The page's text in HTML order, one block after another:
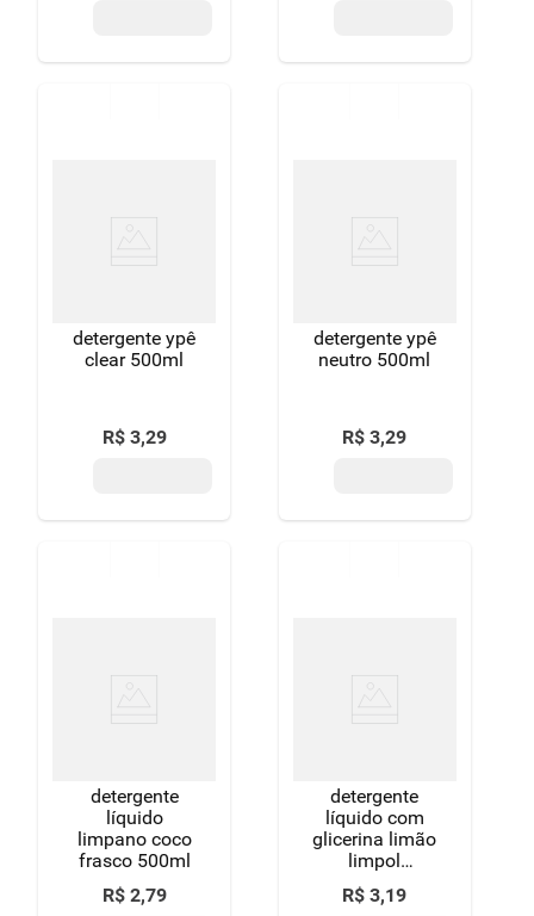
detergente ypê
clear 500ml
R$ 3,29
detergente ypê
neutro 500ml
R$ 3,29
detergente
líquido
limpano coco
frasco 500ml
R$ 2,79
detergente
líquido com
glicerina limão
limpol
squeeze
500ml
R$ 3,19